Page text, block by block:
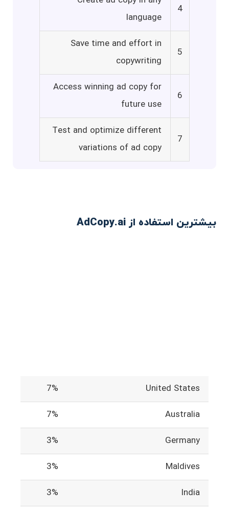
4
language
5
Save time and effort in
copywriting
6
Access winning ad copy for
future use
7
Test and optimize different
variations of ad copy
بیشترین استفاده از AdCopy.ai
United States
7%
Australia
7%
Germany
3%
Maldives
3%
India
3%